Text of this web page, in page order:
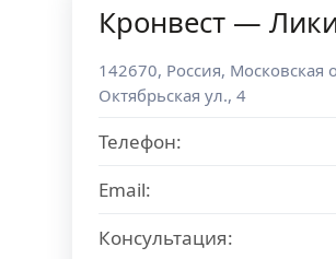
Кронвест —
142670, Россия, Московская
Октябрьская ул., 4
Телефон:
Email:
Консультация: